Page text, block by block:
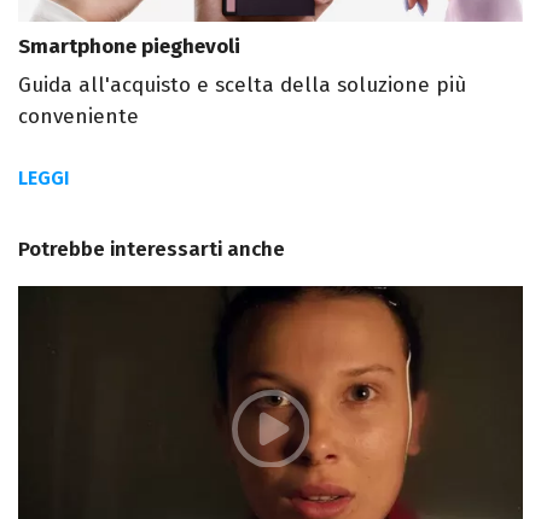
Smartphone pieghevoli
Guida all'acquisto e scelta della soluzione più
conveniente
LEGGI
Potrebbe interessarti anche